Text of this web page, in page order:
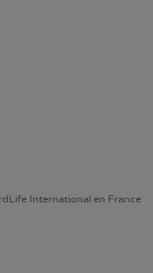
International en France